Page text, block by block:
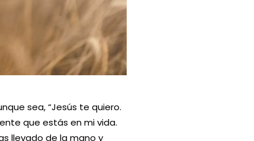
sea, “Jesús te quiero.
que estás en mi vida.
llevado de la mano y